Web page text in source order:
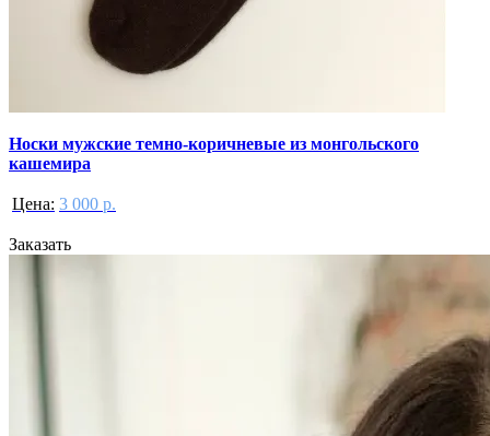
Носки мужские темно-коричневые из монгольского
кашемира
Цена: 3 000 р.
Заказать